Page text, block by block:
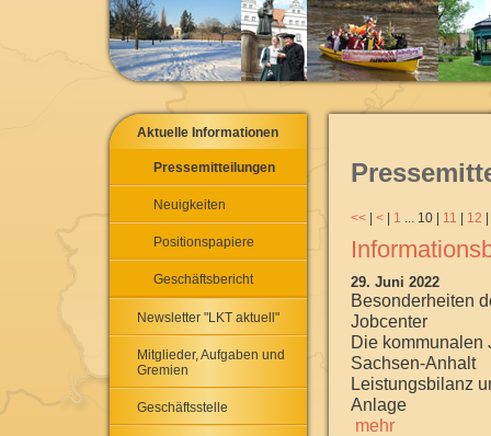
Aktuelle Informationen
Pressemitteilungen
Neuigkeiten
Positionspapiere
Geschäftsbericht
Newsletter "LKT aktuell"
Mitglieder, Aufgaben und
Gremien
Geschäftsstelle
<< < 1 ... 10 11 12
29. Juni 2022
Besonderheiten
Jobcenter
Die kommunalen
Sachsen-Anhalt
Leistungsbilanz
Anlage
mehr